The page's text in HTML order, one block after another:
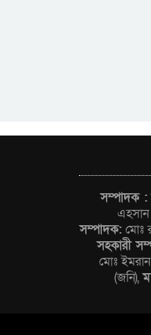
সম্পাদক :
সম্পাদক: মোঃ
সহকারী
মোঃ
(জনি),